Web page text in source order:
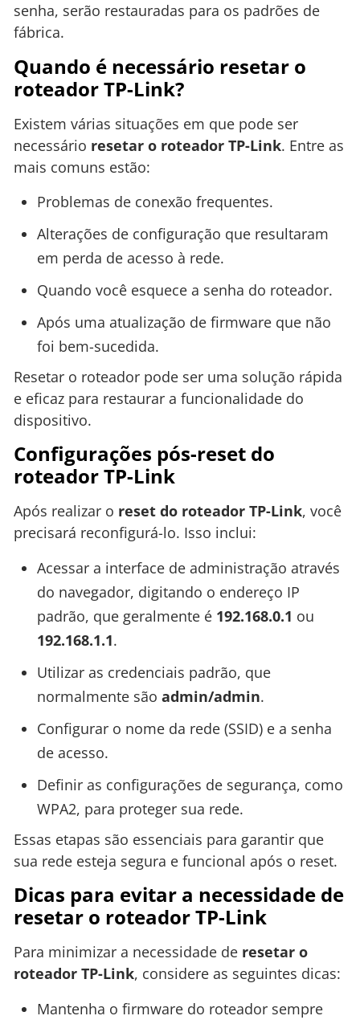
senha, serão restauradas para os padrões de
fábrica.
Quando é necessário resetar o
roteador TP-Link?
Existem várias situações em que pode ser
necessário resetar o roteador TP-Link. Entre as
mais comuns estão:
Problemas de conexão frequentes.
Alterações de configuração que resultaram
em perda de acesso à rede.
Quando você esquece a senha do roteador.
Após uma atualização de firmware que não
foi bem-sucedida.
Resetar o roteador pode ser uma solução rápida
e eficaz para restaurar a funcionalidade do
dispositivo.
Configurações pós-reset do
roteador TP-Link
Após realizar o reset do roteador TP-Link, você
precisará reconfigurá-lo. Isso inclui:
Acessar a interface de administração através
do navegador, digitando o endereço IP
padrão, que geralmente é 192.168.0.1 ou
192.168.1.1.
Utilizar as credenciais padrão, que
normalmente são admin/admin.
Configurar o nome da rede (SSID) e a senha
de acesso.
Definir as configurações de segurança, como
WPA2, para proteger sua rede.
Essas etapas são essenciais para garantir que
sua rede esteja segura e funcional após o reset.
Dicas para evitar a necessidade de
resetar o roteador TP-Link
Para minimizar a necessidade de resetar o
roteador TP-Link, considere as seguintes dicas:
Mantenha o firmware do roteador sempre